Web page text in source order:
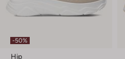
-50%
Hip